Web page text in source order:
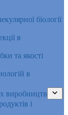
біології
в
та якості
в
виробництв
і